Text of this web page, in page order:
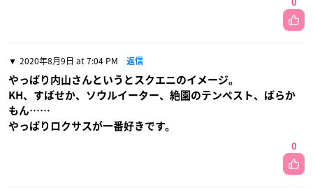
0
2020年8月9日 at 7:04 PM 返信
やっぱり内山さんというとスクエニのイメージ。
KH、すばせか、ソウルイーター、絶園のテンペスト、ばらか
もん……
やっぱりロクサスが一番好きです。
0